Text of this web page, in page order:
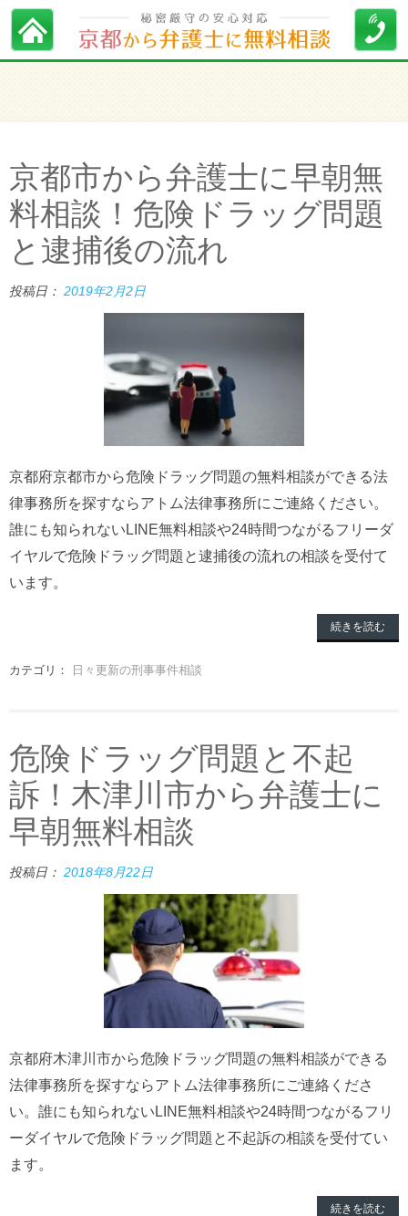
京都市から弁護士に早朝無
料相談！危険ドラッグ問題
と逮捕後の流れ
投稿日： 2019年2月2日
京都府京都市から危険ドラッグ問題の無料相談ができる法
律事務所を探すならアトム法律事務所にご連絡ください。
誰にも知られないLINE無料相談や24時間つながるフリーダ
イヤルで危険ドラッグ問題と逮捕後の流れの相談を受付て
います。
続きを読む
カテゴリ： 日々更新の刑事事件相談
危険ドラッグ問題と不起
訴！木津川市から弁護士に
早朝無料相談
投稿日： 2018年8月22日
京都府木津川市から危険ドラッグ問題の無料相談ができる
法律事務所を探すならアトム法律事務所にご連絡くださ
い。誰にも知られないLINE無料相談や24時間つながるフリ
ーダイヤルで危険ドラッグ問題と不起訴の相談を受付てい
ます。
続きを読む